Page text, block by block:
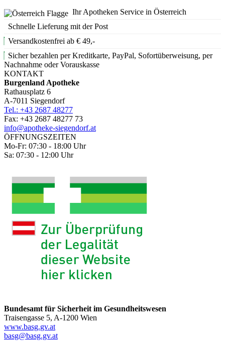
Ihr Apotheken Service in Österreich
Schnelle Lieferung mit der Post
Versandkostenfrei ab € 49,-
Sicher bezahlen per Kreditkarte, PayPal, Sofortüberweisung, per
Nachnahme oder Vorauskasse
KONTAKT
Burgenland Apotheke
Rathausplatz 6
A-7011 Siegendorf
Tel.: +43 2687 48277
Fax: +43 2687 48277 73
info@apotheke-siegendorf.at
ÖFFNUNGSZEITEN
Mo-Fr: 07:30 - 18:00 Uhr
Sa: 07:30 - 12:00 Uhr
Bundesamt für Sicherheit im Gesundheitswesen
Traisengasse 5, A-1200 Wien
www.basg.gv.at
basg@basg.gv.at